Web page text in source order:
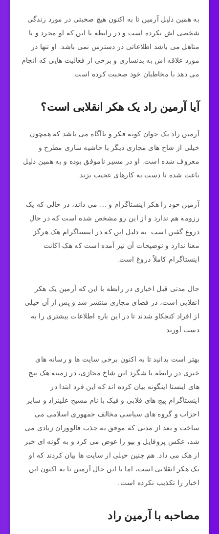
به همین دلیل آرمین تا به اکنون هیچ صحبتی در مورد زندگی
شخصی اش نکرده است و در رابطه با این که او مجرد و یا
متاهل می‌ باشد اطلاعاتی در دسترس نمی‌ باشد. او تنها در
مورد علاقه‌ اش به بدنسازی و برخی از فعالیت‌ هایی که انجام
می‌ دهد با مخاطبان خود صحبت کرده است.
آیا آرمین راد یک هکر انقلابی است؟
آرمین راد یک جوان کوته فکر و ناآگاه می‌ باشد که همچون
خیلی از شاخ‌ های مجازی دیگر با حاشیه سازی مطرح و
معروف شده است. او در مسیر ناموفق بوده و به همین دلیل
باعث شده تا دست به کارهای عجیب بزند.
آرمین خود را هکر اینستاگرام و … می‌ داند، در حالی که یک
رزومه هم ندارد و از این رو مشخص شده است که در حال
دروغ گفتن است. به دلیل این که در اینستاگرام هک هرگز
معنا ندارد و توضیحات آن نیز آمده است که هک اکانت
اینستاگرام کاملاً دروغ است.
حال مدتی قبل اخباری در رابطه با این که آرمین یک هکر
انقلابی است، در فضای مجازی منتشر شد و پس از آن خیلی
از افراد کنجکاو شدند تا در این باره اطلاعات بیشتری را به
دست آورند.
بهتر است بدانید تا به اکنون برخی سایت ها و رسانه های
خبری در رابطه با شگرد این شاخ مجازی، در زمینه هک پیج
های اینستا اینگونه بیان کرده اند که این فرد ابتدا در
اینستاگرام پیج های قلابی و فیک با نام مسیح علینژاد و سایر
احزاب و گروه های سیاسی مخالف جمهوری اسلامی می‌
ساخت و بعد از مدتی که موفق به جذب فالووران زیادی می‌
شد، عکس پروفایل و بیو را عوض می‌ کرد و به گونه ای خبر
از هک می‌ داد. هم چنین خیلی از سایت‌ ها بیان کردند که او
یک هکر انقلابی است، اما با این حال آرمین تا به اکنون این
اخبار را تکذیب نکرده است.
مصاحبه با آرمین راد